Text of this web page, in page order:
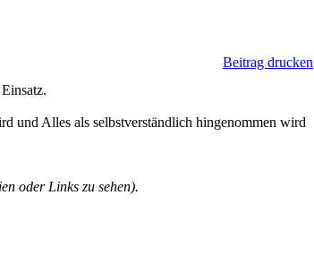
Beitrag drucken
und Alles als selbstverständlich hingenommen wird
oder Links zu sehen).